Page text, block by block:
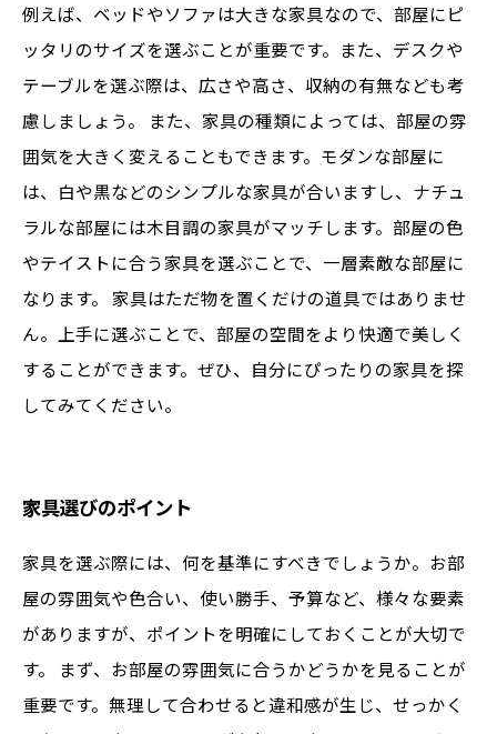
例えば、ベッドやソファは大きな家具なので、部屋にピ
ッタリのサイズを選ぶことが重要です。また、デスクや
テーブルを選ぶ際は、広さや高さ、収納の有無なども考
慮しましょう。 また、家具の種類によっては、部屋の雰
囲気を大きく変えることもできます。モダンな部屋に
は、白や黒などのシンプルな家具が合いますし、ナチュ
ラルな部屋には木目調の家具がマッチします。部屋の色
やテイストに合う家具を選ぶことで、一層素敵な部屋に
なります。 家具はただ物を置くだけの道具ではありませ
ん。上手に選ぶことで、部屋の空間をより快適で美しく
することができます。ぜひ、自分にぴったりの家具を探
してみてください。
家具選びのポイント
家具を選ぶ際には、何を基準にすべきでしょうか。お部
屋の雰囲気や色合い、使い勝手、予算など、様々な要素
がありますが、ポイントを明確にしておくことが大切で
す。 まず、お部屋の雰囲気に合うかどうかを見ることが
重要です。無理して合わせると違和感が生じ、せっかく